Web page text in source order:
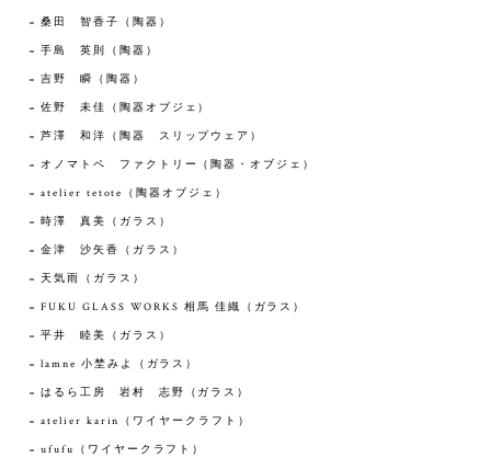
桑田 智香子（陶器）
手島 英則（陶器）
吉野 瞬（陶器）
佐野 未佳（陶器オブジェ）
芦澤 和洋（陶器 スリップウェア）
オノマトペ ファクトリー（陶器・オブジェ）
atelier tetote（陶器オブジェ）
時澤 真美（ガラス）
金津 沙矢香（ガラス）
天気雨（ガラス）
FUKU GLASS WORKS 相馬 佳織（ガラス）
平井 睦美（ガラス）
lamne 小埜みよ（ガラス）
はるら工房 岩村 志野（ガラス）
atelier karin（ワイヤークラフト）
ufufu（ワイヤークラフト）